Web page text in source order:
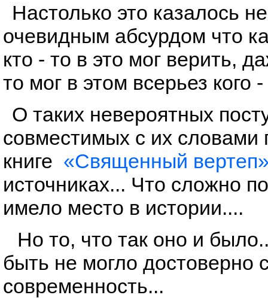
Настолько это казалось
очевидным абсурдом что
кто - то в это мог верить,
то мог в этом всерьез кого
О таких невероятных
совместимых с их словами
книге «Священный
источниках... Что сложно
имело место в истории....
Но то, что так оно и
быть не могло достоверно
современность...